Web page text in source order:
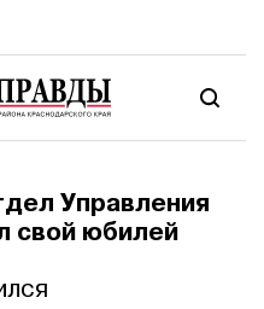
Управления
свой юбилей